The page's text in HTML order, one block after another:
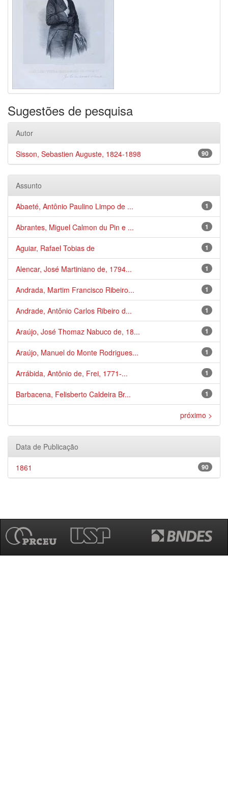
Sugestões de pesquisa
Autor
90
Sisson, Sebastien Auguste, 1824-1898
Assunto
1
Abaeté, Antônio Paulino Limpo de ...
1
Abrantes, Miguel Calmon du Pin e ...
1
Aguiar, Rafael Tobias de
1
Alencar, José Martiniano de, 1794...
1
Andrada, Martim Francisco Ribeiro...
1
Andrade, Antônio Carlos Ribeiro d...
1
Araújo, José Thomaz Nabuco de, 18...
1
Araújo, Manuel do Monte Rodrigues...
1
Arrábida, Antônio de, Frei, 1771-...
1
Barbacena, Felisberto Caldeira Br...
próximo >
Data de Publicação
90
1861